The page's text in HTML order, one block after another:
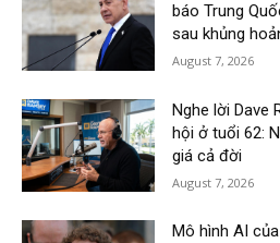
báo Trung
sau khủng
August 7, 2026
Nghe lời Dave
hội ở tuổi 62:
giá cả đời
August 7, 2026
Mô hình AI